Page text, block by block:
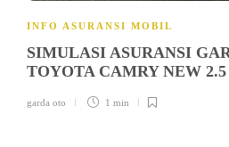
INFO ASURANSI MOBIL
SIMULASI ASURANSI
TOYOTA CAMRY NEW
garda oto 1 min